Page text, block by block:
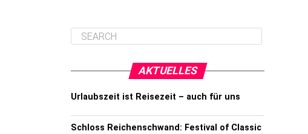
AKTUELLES
Urlaubszeit ist Reisezeit – auch für uns
Schloss Reichenschwand: Festival of Classic